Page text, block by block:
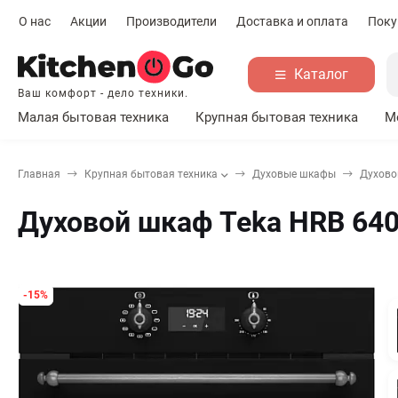
О нас Акции Производители Доставка и оплата
Ваш комфорт - дело техники.
Каталог
Малая бытовая техника Крупная бытовая техника
Главная Крупная бытовая техника Духовые шкафы
Духовой шкаф Teka HRB
-15%